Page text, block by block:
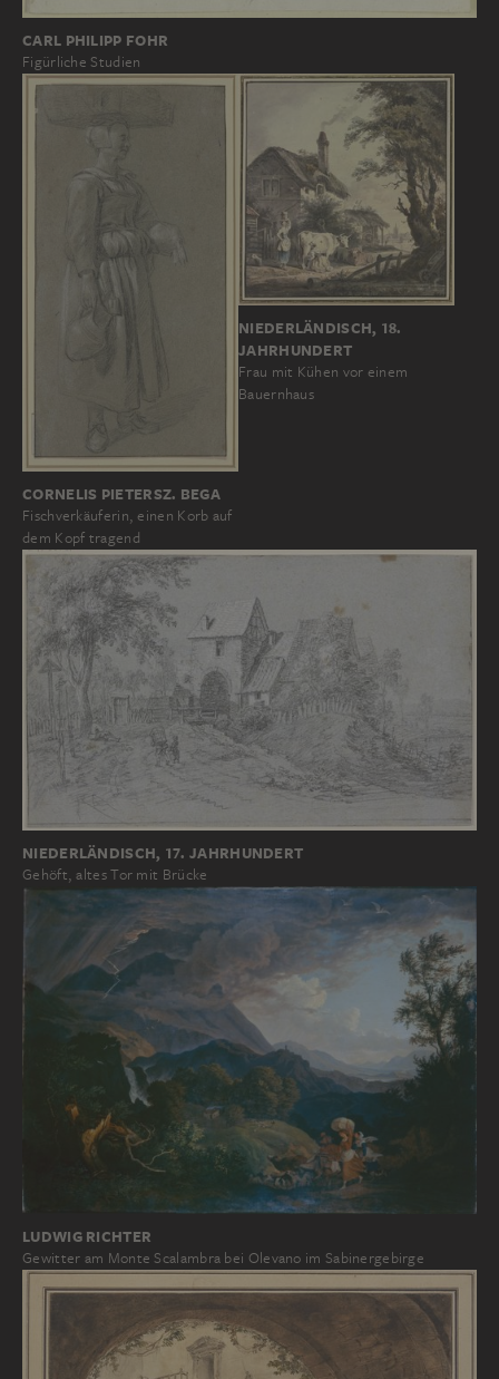
CARL PHILIPP FOHR
Figürliche Studien
CORNELIS PIETERSZ. BEGA
Fischverkäuferin, einen Korb auf
dem Kopf tragend
NIEDERLÄNDISCH, 18.
JAHRHUNDERT
Frau mit Kühen vor einem
Bauernhaus
NIEDERLÄNDISCH, 17. JAHRHUNDERT
Gehöft, altes Tor mit Brücke
LUDWIG RICHTER
Gewitter am Monte Scalambra bei Olevano im Sabinergebirge